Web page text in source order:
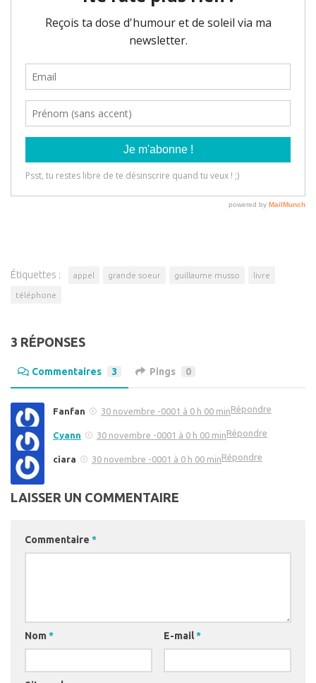
Étiquettes : appel grande soeur guillaume musso livre
téléphone
3 RÉPONSES
Commentaires 3 Pings 0
Fanfan 30 novembre -0001 à 0 h 00 minRépondre
Cyann 30 novembre -0001 à 0 h 00 minRépondre
ciara 30 novembre -0001 à 0 h 00 minRépondre
LAISSER UN COMMENTAIRE
Commentaire *
Nom * E-mail*